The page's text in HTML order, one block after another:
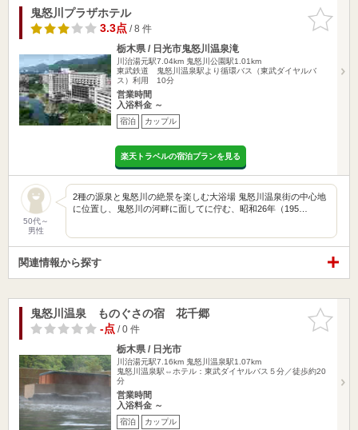
お気に入
りに追加
鬼怒川プラザホテル
3.3点/ 8 件
栃木県 / 日光市鬼怒川温泉滝
川治湯元駅7.04km 鬼怒川公園駅1.01km
東武鉄道 鬼怒川温泉駅より循環バス（東武ダイヤルバ
ス）利用 10分
営業時間
入浴料金 ～
宿泊 カップル
楽天トラベルの宿泊プランを見る
50代～
男性
2種の源泉と鬼怒川の絶景を楽しむ大浴場 鬼怒川温泉街の中心地
に位置し、鬼怒川の河畔に面してに佇む、昭和26年（195…
関連情報から探す
お気に入
りに追加
鬼怒川温泉 ものぐさの宿 花千郷
-点/ 0 件
栃木県 / 日光市
川治湯元駅7.16km 鬼怒川温泉駅1.07km
鬼怒川温泉駅⇔ホテル：東武ダイヤルバス５分／徒歩約20
分
営業時間
入浴料金 ～
宿泊 カップル